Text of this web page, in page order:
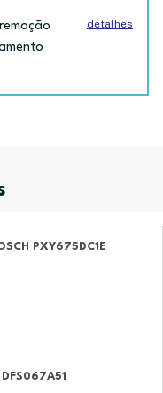
detalhes
PXY675DC1E